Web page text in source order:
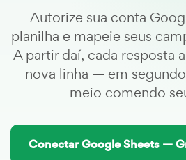
Autorize sua conta
planilha e mapeie seus
A partir daí, cada resposta
nova linha — em
meio comendo
Conectar Google Sheets —